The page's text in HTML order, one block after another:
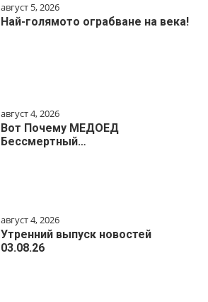
август 5, 2026
Най-голямото ограбване на века!
август 4, 2026
Вот Почему МЕДОЕД
Бессмертный…
август 4, 2026
Утренний выпуск новостей
03.08.26